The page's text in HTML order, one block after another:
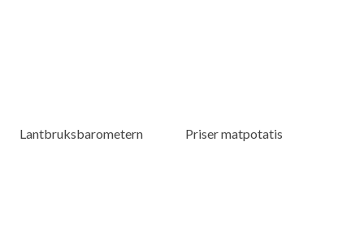
Lantbruksbarometern Priser matpotatis